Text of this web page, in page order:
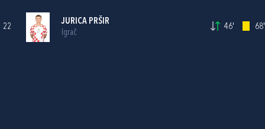
22
JURICA PRŠIR
Igrač
46' 68'